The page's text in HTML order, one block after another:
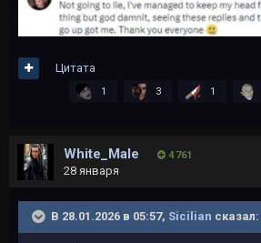
1 3 1
Цитата
White_Male 4 761
28 января
В 28.01.2026 в 05:57, Sicilian сказал: